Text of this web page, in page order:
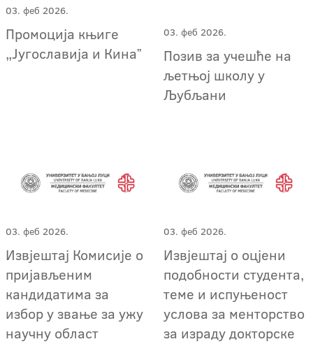
03. феб 2026.
Промоција књиге
„Југославија и Кинаˮ
03. феб 2026.
Позив за учешће на
љетњој школу у
Љубљани
03. феб 2026.
Извјештај Комисије о
пријављеним
кандидатима за
избор у звање за ужу
научну област
03. феб 2026.
Извјештај о оцјени
подобности студента,
теме и испуњеност
услова за менторство
за израду докторске